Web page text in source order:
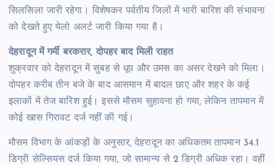
सिलसिला जारी रहेगा। विशेषकर पर्वतीय जिलों में भारी बारिश की संभावना
को देखते हुए येलो अलर्ट जारी किया गया है।
देहरादून में गर्मी बरकरार, दोपहर बाद मिली राहत
शुक्रवार को देहरादून में सुबह से धूप और उमस का असर देखने को मिला।
दोपहर करीब तीन बजे के बाद आसमान में बादल छाए और शहर के कई
इलाकों में तेज बारिश हुई। इससे मौसम सुहावना हो गया, लेकिन तापमान में
कोई खास गिरावट दर्ज नहीं की गई।
मौसम विभाग के आंकड़ों के अनुसार, देहरादून का अधिकतम तापमान 34.1
डिग्री सेल्सियस दर्ज किया गया, जो सामान्य से 2 डिग्री अधिक रहा। वहीं